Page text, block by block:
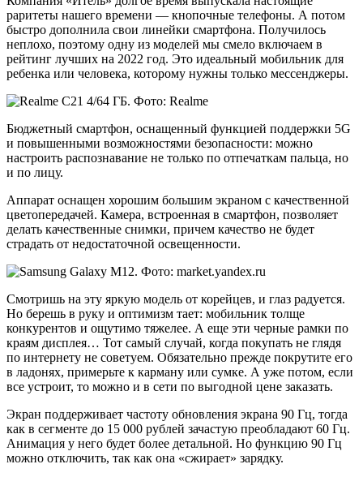
раритеты нашего времени — кнопочные телефоны. А потом
быстро дополнила свои линейки смартфона. Получилось
неплохо, поэтому одну из моделей мы смело включаем в
рейтинг лучших на 2022 год. Это идеальный мобильник для
ребенка или человека, которому нужны только мессенджеры.
Бюджетный смартфон, оснащенный функцией поддержки 5G
и повышенными возможностями безопасности: можно
настроить распознавание не только по отпечаткам пальца, но
и по лицу.
Аппарат оснащен хорошим большим экраном с качественной
цветопередачей. Камера, встроенная в смартфон, позволяет
делать качественные снимки, причем качество не будет
страдать от недостаточной освещенности.
Смотришь на эту яркую модель от корейцев, и глаз радуется.
Но берешь в руку и оптимизм тает: мобильник толще
конкурентов и ощутимо тяжелее. А еще эти черные рамки по
краям дисплея… Тот самый случай, когда покупать не глядя
по интернету не советуем. Обязательно прежде покрутите его
в ладонях, примерьте к карману или сумке. А уже потом, если
все устроит, то можно и в сети по выгодной цене заказать.
Экран поддерживает частоту обновления экрана 90 Гц, тогда
как в сегменте до 15 000 рублей зачастую преобладают 60 Гц.
Анимация у него будет более детальной. Но функцию 90 Гц
можно отключить, так как она «сжирает» зарядку.